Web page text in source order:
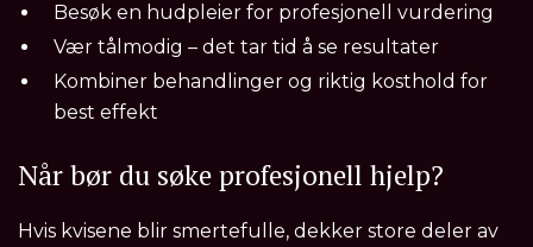
Besøk en hudpleier for profesjonell vurdering
Vær tålmodig – det tar tid å se resultater
Kombiner behandlinger og riktig kosthold for
best effekt
Når bør du søke profesjonell hjelp?
Hvis kvisene blir smertefulle, dekker store deler av